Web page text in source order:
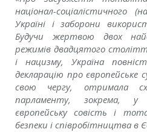
націонал-соціалістичного
Україні і заборони
Будучи жертвою двох
режимів двадцятого
і нацизму, Україна
декларацію про європейське
свою чергу, отримала
парламенту, зокрема, у
європейську совість і
безпеки і співробітництва в